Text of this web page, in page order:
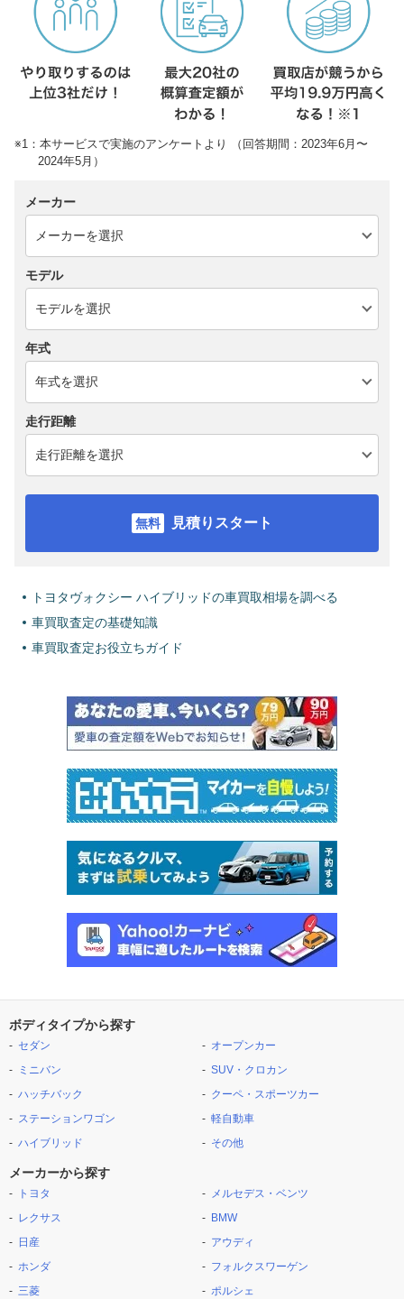
※1：本サービスで実施のアンケートより （回答期間：2023年6月〜
2024年5月）
メーカー
モデル
年式
走行距離
見積りスタート
トヨタヴォクシー ハイブリッドの車買取相場を調べる
車買取査定の基礎知識
車買取査定お役立ちガイド
ボディタイプから探す
セダン
ミニバン
ハッチバック
ステーションワゴン
ハイブリッド
オープンカー
SUV・クロカン
クーペ・スポーツカー
軽自動車
その他
メーカーから探す
トヨタ
レクサス
日産
ホンダ
三菱
メルセデス・ベンツ
BMW
アウディ
フォルクスワーゲン
ポルシェ